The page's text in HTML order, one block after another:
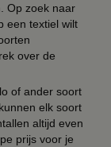
Op zoek naar
een textiel wilt
over de
of ander soort
elk soort
altijd even
prijs voor je